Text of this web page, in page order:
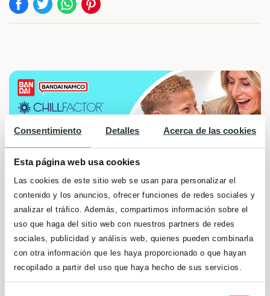
Consentimiento Detalles Acerca de las cookies
Esta página web usa cookies
Las cookies de este sitio web se usan para personalizar el
contenido y los anuncios, ofrecer funciones de redes sociales y
analizar el tráfico. Además, compartimos información sobre el
uso que haga del sitio web con nuestros partners de redes
sociales, publicidad y análisis web, quienes pueden combinarla
con otra información que les haya proporcionado o que hayan
recopilado a partir del uso que haya hecho de sus servicios.
¡Sorteamos una heladera CHILLFACTOR de
Bandai para que prepares tu propio helado